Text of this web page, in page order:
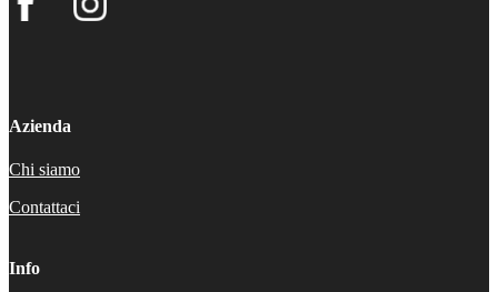
Azienda
Chi siamo
Contattaci
Info